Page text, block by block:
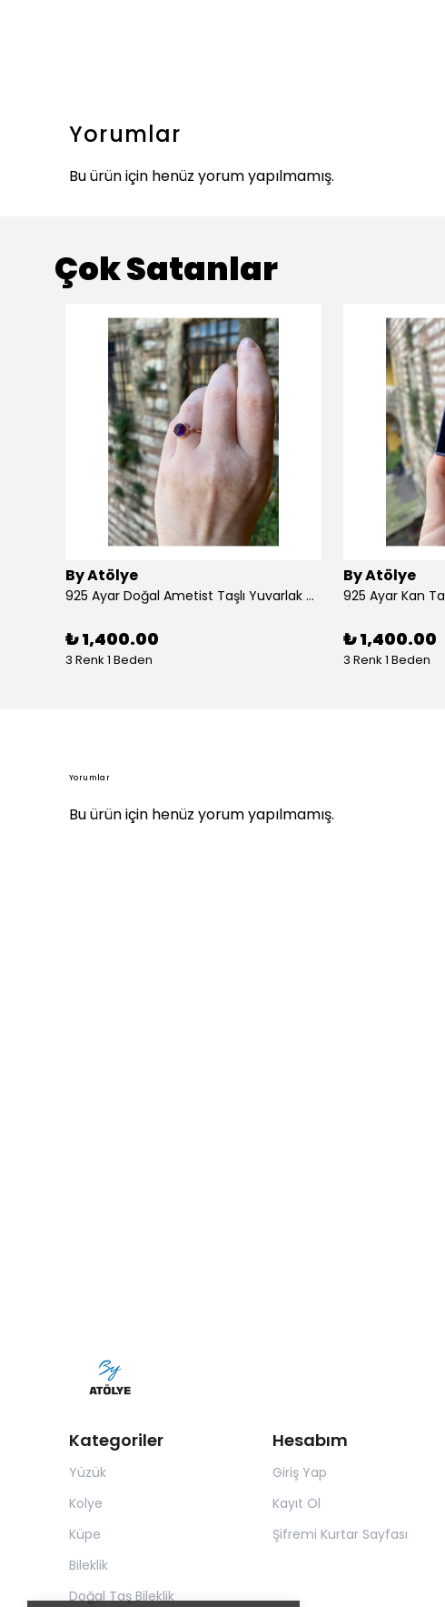
Yorumlar
Bu ürün için henüz yorum yapılmamış.
Çok Satanlar
By Atölye
925 Ayar Doğal Ametist Taşlı Yuvarlak Gümüş Yüzük
₺ 1,400.00
3 Renk 1 Beden
By Atölye
₺ 1,400.00
3 Renk 1 Beden
Yorumlar
Bu ürün için henüz yorum yapılmamış.
Kategoriler
Yüzük
Kolye
Küpe
Bileklik
Doğal Taş Bileklik
Hesabım
Giriş Yap
Kayıt Ol
Şifremi Kurtar Sayfası